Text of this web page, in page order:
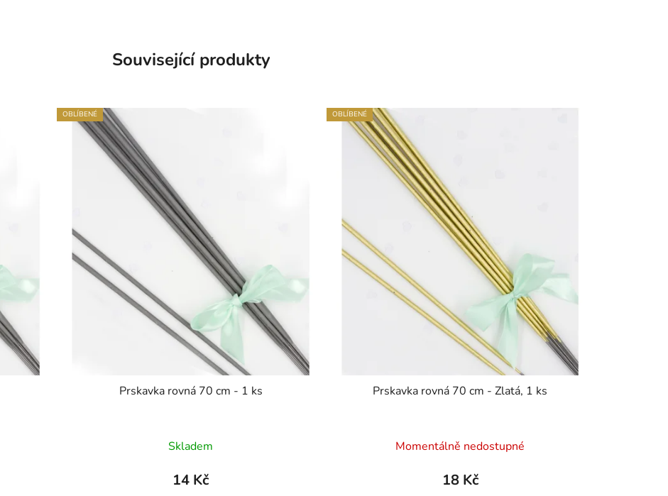
Související produkty
OBLÍBENÉ
Prskavka rovná 70 cm - 1 ks
Skladem
14 Kč
OBLÍBENÉ
Prskavka rovná 70 cm - Zlatá, 1 ks
Momentálně nedostupné
18 Kč